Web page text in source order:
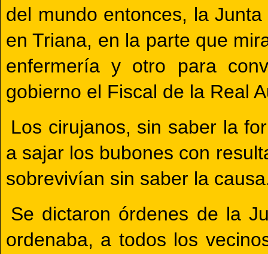
del mundo entonces, la
en Triana, en la parte que
enfermería y otro para
gobierno el Fiscal de la Real
Los cirujanos, sin saber la
a sajar los bubones con
sobrevivían sin saber la
Se dictaron órdenes de la
ordenaba, a todos los